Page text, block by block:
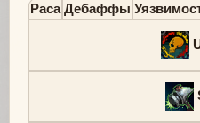
Раса Дебаффы